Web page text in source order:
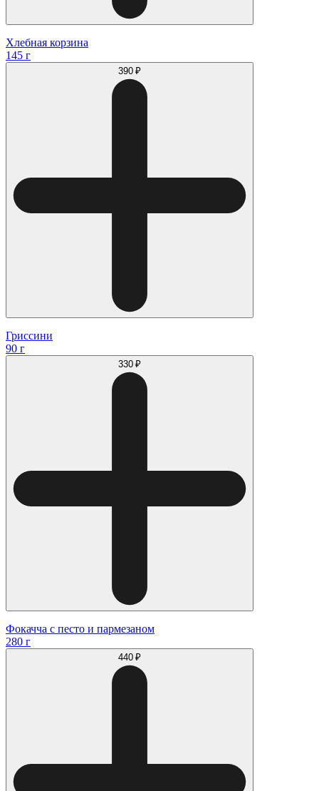
Хлебная корзина
145 г
390 ₽
Гриссини
90 г
330 ₽
Фокачча с песто и пармезаном
280 г
440 ₽